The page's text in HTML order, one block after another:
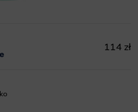
114 zł